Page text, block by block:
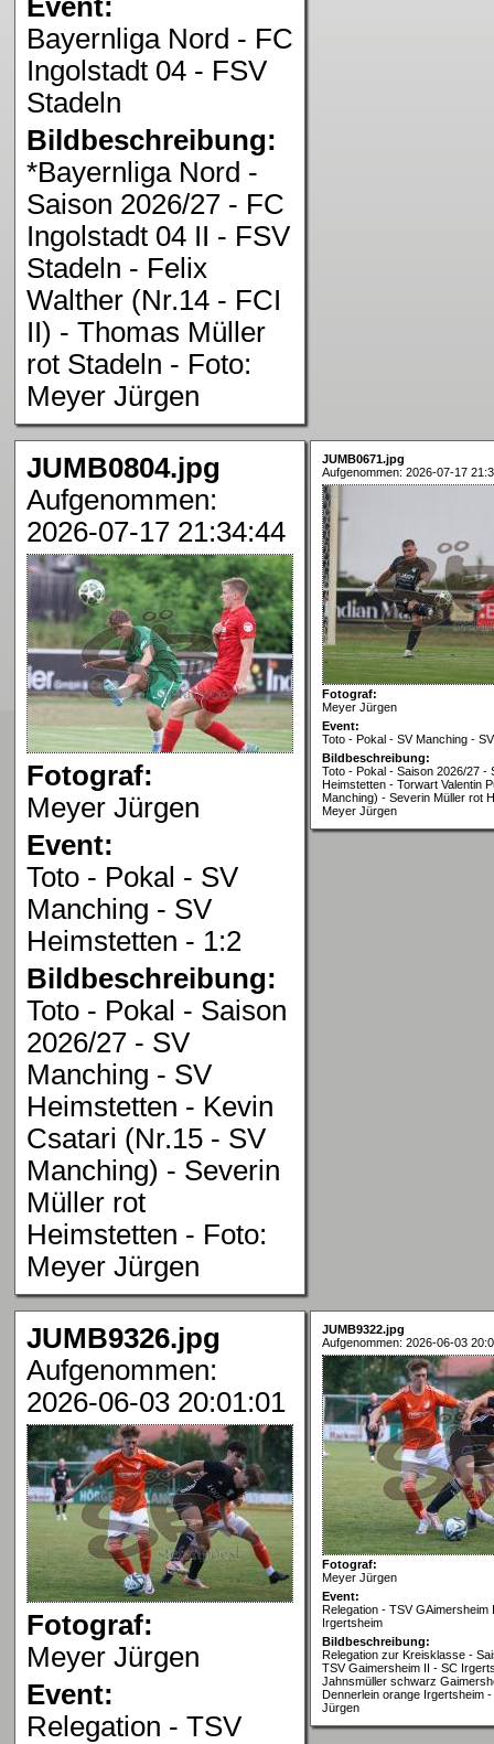
Event:
Bayernliga Nord - FC
Ingolstadt 04 - FSV
Stadeln
Bildbeschreibung:
*Bayernliga Nord -
Saison 2026/27 - FC
Ingolstadt 04 II - FSV
Stadeln - Felix
Walther (Nr.14 - FCI
II) - Thomas Müller
rot Stadeln - Foto:
Meyer Jürgen
JUMB0804.jpg
Aufgenommen:
2026-07-17 21:34:44
Fotograf:
Meyer Jürgen
Event:
Toto - Pokal - SV
Manching - SV
Heimstetten - 1:2
Bildbeschreibung:
Toto - Pokal - Saison
2026/27 - SV
Manching - SV
Heimstetten - Kevin
Csatari (Nr.15 - SV
Manching) - Severin
Müller rot
Heimstetten - Foto:
Meyer Jürgen
JUMB0671.jpg
Aufgenommen: 2026-07-17
Fotograf:
Meyer Jürgen
Event:
Toto - Pokal - SV Manching -
Bildbeschreibung:
Toto - Pokal - Saison 2026/27 -
Heimstetten - Torwart Valentin
Manching) - Severin Müller rot
Meyer Jürgen
JUMB9326.jpg
Aufgenommen:
2026-06-03 20:01:01
Fotograf:
Meyer Jürgen
Event:
Relegation - TSV
JUMB9322.jpg
Aufgenommen: 2026-06-03
Fotograf:
Meyer Jürgen
Event:
Relegation - TSV GAimersheim
Irgertsheim
Bildbeschreibung:
Relegation zur Kreisklasse -
TSV Gaimersheim II - SC
Jahnsmüller schwarz
Dennerlein orange Irgertsheim
Jürgen